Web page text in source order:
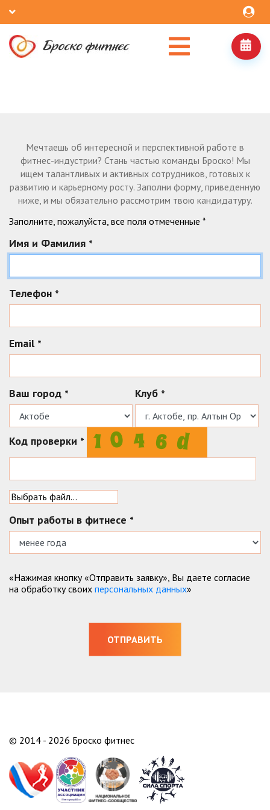
ОТПРАВЬ НАМ СВОЕ РЕЗЮМЕ, МЫ
ИЩЕМ ТАЛАНТЫ!
Мечтаешь об интересной и перспективной работе в
фитнес-индустрии? Стань частью команды Броско! Мы
ищем талантливых и активных сотрудников, готовых к
развитию и карьерному росту. Заполни форму, привeденную
ниже, и мы обязательно рассмотрим твою кандидатуру.
Заполните, пожалуйста, все поля отмеченные *
Имя и Фамилия *
Телефон *
Email *
Ваш город * Клуб *
Код проверки *
Опыт работы в фитнесе *
«Нажимая кнопку «Отправить заявку», Вы даете согласие
на обработку своих персональных данных»
© 2014 - 2026 Броско фитнес